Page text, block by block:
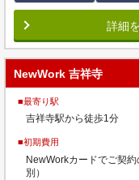
詳細
NewWork 吉祥寺
■最寄り駅
吉祥寺駅から徒歩1分
■初期費用
NewWorkカードでご契
別）